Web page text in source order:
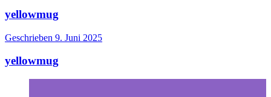
yellowmug
Geschrieben 9. Juni 2025
yellowmug